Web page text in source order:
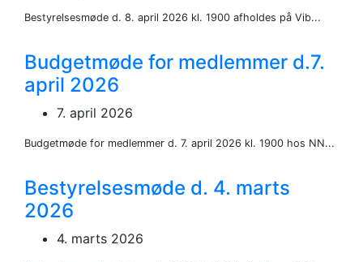
Bestyrelsesmøde d. 8. april 2026 kl. 1900 afholdes på Vib...
Budgetmøde for medlemmer d.7.
april 2026
7. april 2026
Budgetmøde for medlemmer d. 7. april 2026 kl. 1900 hos NN...
Bestyrelsesmøde d. 4. marts
2026
4. marts 2026